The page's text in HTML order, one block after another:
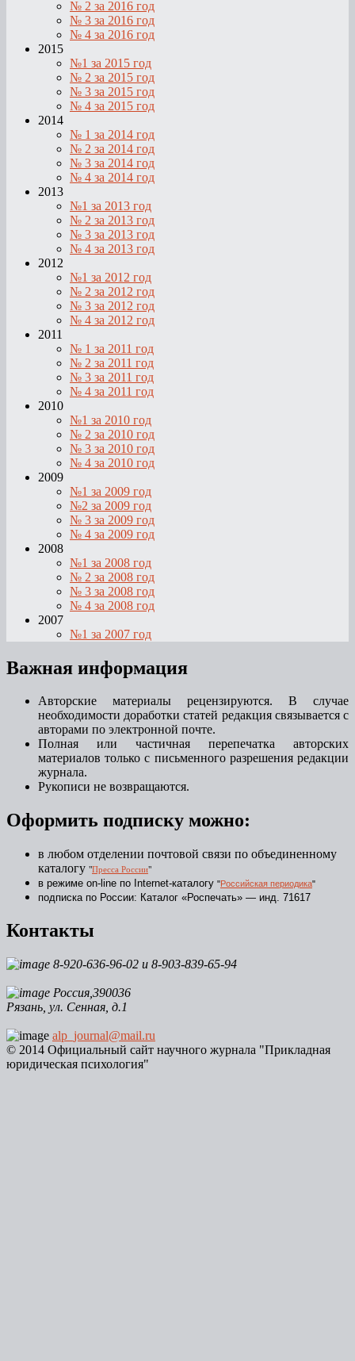
№ 2 за 2016 год
№ 3 за 2016 год
№ 4 за 2016 год
2015
№1 за 2015 год
№ 2 за 2015 год
№ 3 за 2015 год
№ 4 за 2015 год
2014
№ 1 за 2014 год
№ 2 за 2014 год
№ 3 за 2014 год
№ 4 за 2014 год
2013
№1 за 2013 год
№ 2 за 2013 год
№ 3 за 2013 год
№ 4 за 2013 год
2012
№1 за 2012 год
№ 2 за 2012 год
№ 3 за 2012 год
№ 4 за 2012 год
2011
№ 1 за 2011 год
№ 2 за 2011 год
№ 3 за 2011 год
№ 4 за 2011 год
2010
№1 за 2010 год
№ 2 за 2010 год
№ 3 за 2010 год
№ 4 за 2010 год
2009
№1 за 2009 год
№2 за 2009 год
№ 3 за 2009 год
№ 4 за 2009 год
2008
№1 за 2008 год
№ 2 за 2008 год
№ 3 за 2008 год
№ 4 за 2008 год
2007
№1 за 2007 год
Важная информация
Авторские материалы рецензируются. В случае
необходимости доработки статей редакция связывается с
авторами по электронной почте.
Полная или частичная перепечатка авторских
материалов только с письменного разрешения редакции
журнала.
Рукописи не возвращаются.
Оформить подписку можно:
в любом отделении почтовой связи по объединенному
каталогу "Пресса России"
в режиме on-line по Internet-каталогу "Российская периодика"
подписка по России: Каталог «Роспечать» — инд. 71617
Контакты
8-920-636-96-02 и 8-903-839-65-94
Россия,390036
Рязань, ул. Сенная, д.1
alp_journal@mail.ru
© 2014 Официальный сайт научного журнала "Прикладная
юридическая психология"